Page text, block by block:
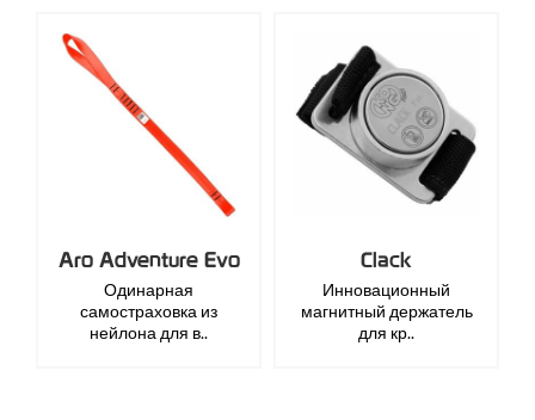
Aro Adventure Evo
Одинарная
самостраховка из
нейлона для в..
Clack
Инновационный
магнитный держатель
для кр..